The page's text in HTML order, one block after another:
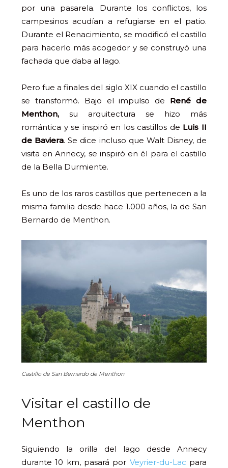
por una pasarela. Durante los conflictos, los
campesinos acudían a refugiarse en el patio.
Durante el Renacimiento, se modificó el castillo
para hacerlo más acogedor y se construyó una
fachada que daba al lago.
Pero fue a finales del siglo XIX cuando el castillo
se transformó. Bajo el impulso de René de
Menthon, su arquitectura se hizo más
romántica y se inspiró en los castillos de Luis II
de Baviera. Se dice incluso que Walt Disney, de
visita en Annecy, se inspiró en él para el castillo
de la Bella Durmiente.
Es uno de los raros castillos que pertenecen a la
misma familia desde hace 1.000 años, la de San
Bernardo de Menthon.
Castillo de San Bernardo de Menthon
Visitar el castillo de
Menthon
Siguiendo la orilla del lago desde Annecy
durante 10 km, pasará por Veyrier-du-Lac para